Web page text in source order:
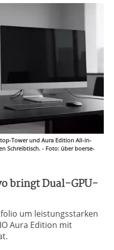
Tower und Aura Edition All-in-
Schreibtisch. - Foto: über boerse-
bringt Dual-GPU-
um leistungsstarken
Aura Edition mit